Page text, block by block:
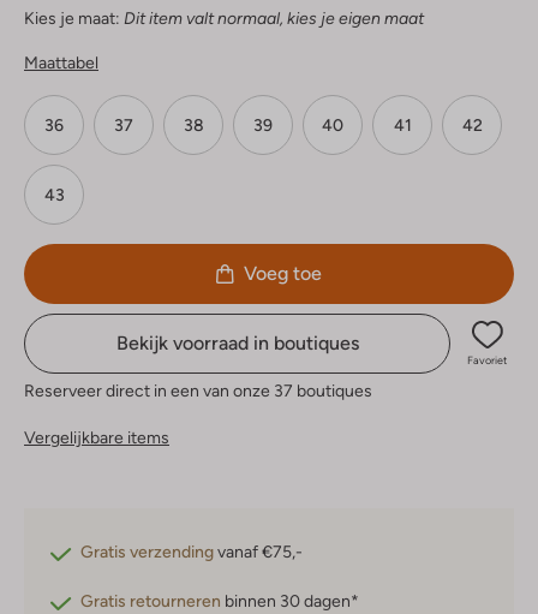
Kies je maat: Dit item valt normaal, kies je eigen maat
Maattabel
36 37 38 39 40 41 42
43
Voeg toe
Bekijk voorraad in boutiques
Favoriet
Reserveer direct in een van onze 37 boutiques
Vergelijkbare items
Gratis verzendingvanaf €75,-
Gratis retourneren binnen 30 dagen*